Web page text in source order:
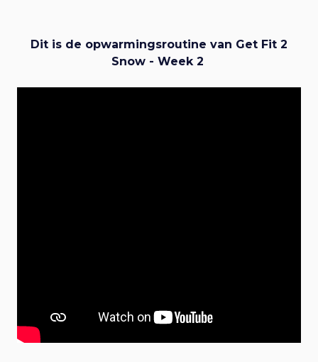
Dit is de opwarmingsroutine van Get Fit 2
Snow - Week 2